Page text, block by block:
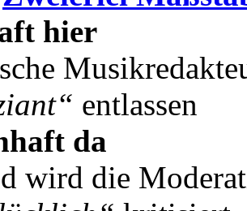
hier
entlassen
da
wird die